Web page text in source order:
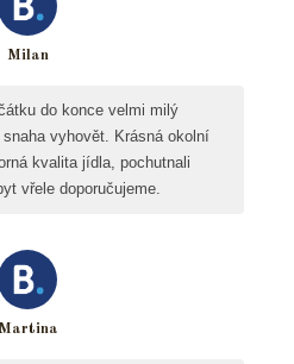
Milan
do konce velmi milý
vyhovět. Krásná okolní
kvalita jídla, pochutnali
vřele doporučujeme.